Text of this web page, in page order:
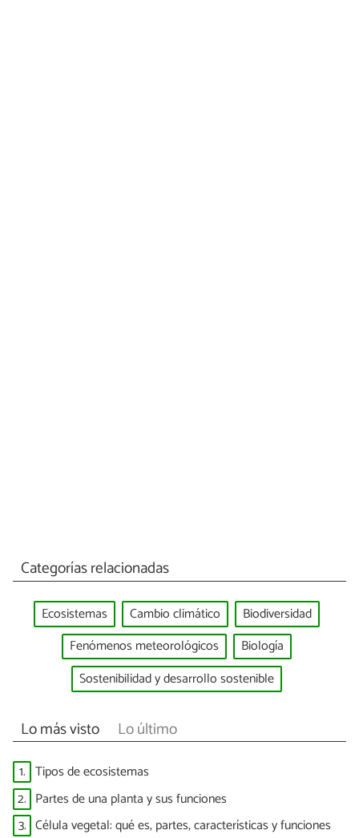
Categorías relacionadas
Ecosistemas Cambio climático
Biodiversidad
Fenómenos meteorológicos
Biología
Sostenibilidad y desarrollo sostenible
Lo más visto Lo último
1. Tipos de ecosistemas
2. Partes de una planta y sus funciones
3. Célula vegetal: qué es, partes, características y funciones